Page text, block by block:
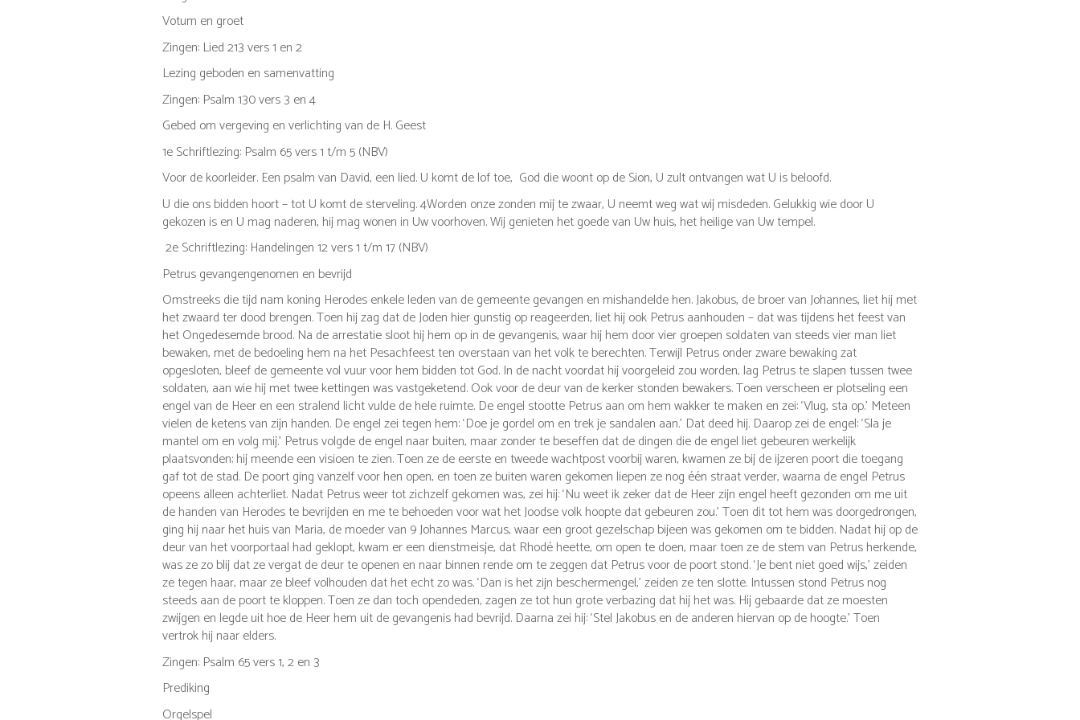
Votum en groet
Zingen: Lied 213 vers 1 en 2
Lezing geboden en samenvatting
Zingen: Psalm 130 vers 3 en 4
Gebed om vergeving en verlichting van de H. Geest
1eSchriftlezing: Psalm 65 vers 1 t/m 5 (NBV)
Voor de koorleider. Een psalm van David, een lied.U komt de lof toe, God die woont op de Sion, U zult ontvangen wat U is beloofd.
U die ons bidden hoort – tot U komt de sterveling.4Worden onze zonden mij te zwaar, U neemt weg wat wij misdeden.Gelukkig wie door U
gekozen is en U mag naderen, hij mag wonen in Uw voorhoven. Wij genieten het goede van Uw huis, het heilige van Uw tempel.
2eSchriftlezing: Handelingen 12 vers 1 t/m 17 (NBV)
Petrus gevangengenomen en bevrijd
Omstreeks die tijd nam koning Herodes enkele leden van de gemeente gevangen en mishandelde hen.Jakobus, de broer van Johannes, liet hij met
het zwaard ter dood brengen.Toen hij zag dat de Joden hier gunstig op reageerden, liet hij ook Petrus aanhouden – dat was tijdens het feest van
het Ongedesemde brood. Na de arrestatie sloot hij hem op in de gevangenis, waar hij hem door vier groepen soldaten van steeds vier man liet
bewaken, met de bedoeling hem na het Pesachfeest ten overstaan van het volk te berechten.Terwijl Petrus onder zware bewaking zat
opgesloten, bleef de gemeente vol vuur voor hem bidden tot God. In de nacht voordat hij voorgeleid zou worden, lag Petrus te slapen tussen twee
soldaten, aan wie hij met twee kettingen was vastgeketend. Ook voor de deur van de kerker stonden bewakers.Toen verscheen er plotseling een
engel van de Heer en een stralend licht vulde de hele ruimte. De engel stootte Petrus aan om hem wakker te maken en zei: ‘Vlug, sta op.’ Meteen
vielen de ketens van zijn handen. De engel zei tegen hem: ‘Doe je gordel om en trek je sandalen aan.’ Dat deed hij. Daarop zei de engel: ‘Sla je
mantel om en volg mij.’ Petrus volgde de engel naar buiten, maar zonder te beseffen dat de dingen die de engel liet gebeuren werkelijk
plaatsvonden; hij meende een visioen te zien.Toen ze de eerste en tweede wachtpost voorbij waren, kwamen ze bij de ijzeren poort die toegang
gaf tot de stad. De poort ging vanzelf voor hen open, en toen ze buiten waren gekomen liepen ze nog één straat verder, waarna de engel Petrus
opeens alleen achterliet. Nadat Petrus weer tot zichzelf gekomen was, zei hij: ‘Nu weet ik zeker dat de Heer zijn engel heeft gezonden om me uit
de handen van Herodes te bevrijden en me te behoeden voor wat het Joodse volk hoopte dat gebeuren zou.’Toen dit tot hem was doorgedrongen,
ging hij naar het huis van Maria, de moeder van 9Johannes Marcus, waar een groot gezelschap bijeen was gekomen om te bidden. Nadat hij op de
deur van het voorportaal had geklopt, kwam er een dienstmeisje, dat Rhodé heette, om open te doen, maar toen ze de stem van Petrus herkende,
was ze zo blij dat ze vergat de deur te openen en naar binnen rende om te zeggen dat Petrus voor de poort stond.‘Je bent niet goed wijs,’ zeiden
ze tegen haar, maar ze bleef volhouden dat het echt zo was. ‘Dan is het zijn beschermengel,’ zeiden ze ten slotte. Intussen stond Petrus nog
steeds aan de poort te kloppen. Toen ze dan toch opendeden, zagen ze tot hun grote verbazing dat hij het was. Hij gebaarde dat ze moesten
zwijgen en legde uit hoe de Heer hem uit de gevangenis had bevrijd. Daarna zei hij: ‘Stel Jakobus en de anderen hiervan op de hoogte.’ Toen
vertrok hij naar elders.
Zingen: Psalm 65 vers 1, 2 en 3
Prediking
Orgelspel